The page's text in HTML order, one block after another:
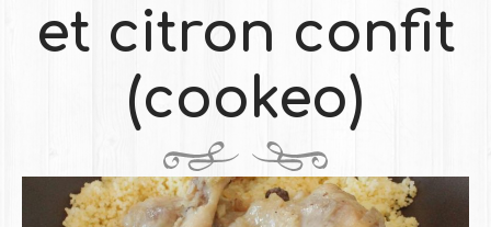
et citron confit
(cookeo)